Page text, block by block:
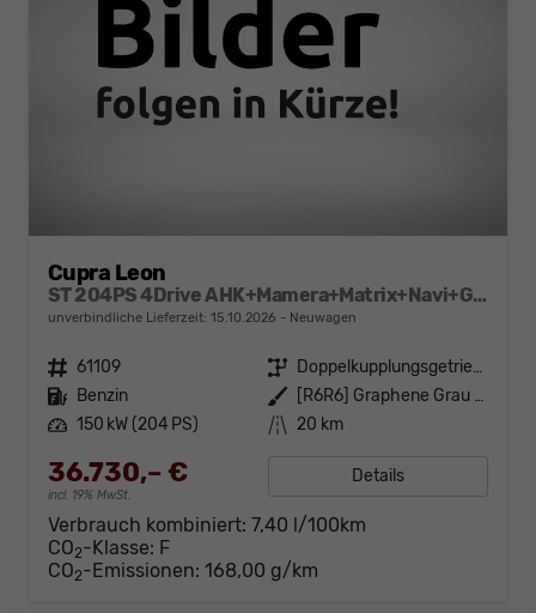
Cupra Leon
ST 204PS 4Drive AHK+Mamera+Matrix+Navi+GV4+Kessy+Parklenk+Alarm
unverbindliche Lieferzeit: 15.10.2026 Neuwagen
Fahrzeugnr. 61109 Getriebe
Doppelkupplungsgetriebe (DSG)
Kraftstoff Benzin Außenfarbe
[R6R6] Graphene Grau Metallic
Leistung 150 kW (204 PS) Kilometerstand 20 km
36.730,– €
incl. 19% MwSt.
Details
Verbrauch kombiniert: 7,40 l/100km
CO2-Klasse: F
CO2-Emissionen: 168,00 g/km